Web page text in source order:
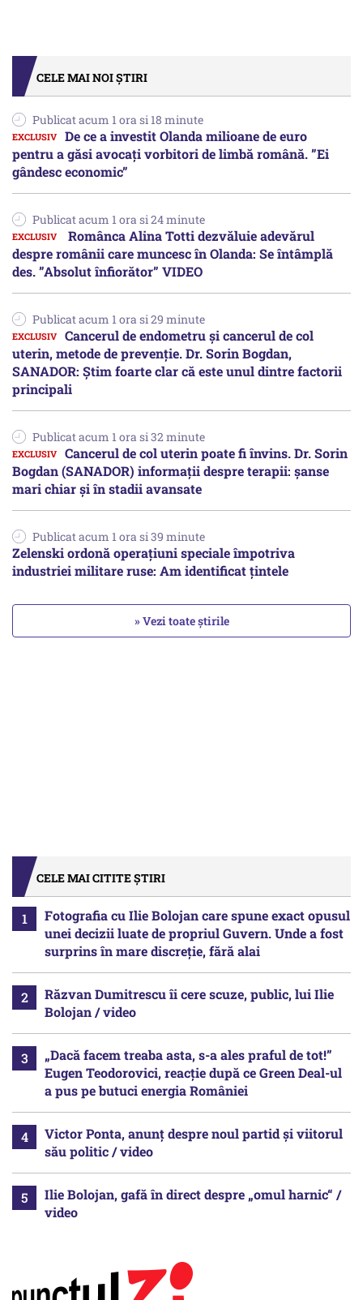
CELE MAI NOI ȘTIRI
Publicat acum 1 ora si 18 minute
De ce a investit Olanda milioane de euro
pentru a găsi avocați vorbitori de limbă română. ”Ei
gândesc economic”
Publicat acum 1 ora si 24 minute
Românca Alina Totti dezvăluie adevărul
despre românii care muncesc în Olanda: Se întâmplă
des. ”Absolut înfiorător” VIDEO
Publicat acum 1 ora si 29 minute
Cancerul de endometru și cancerul de col
uterin, metode de prevenție. Dr. Sorin Bogdan,
SANADOR: Știm foarte clar că este unul dintre factorii
principali
Publicat acum 1 ora si 32 minute
Cancerul de col uterin poate fi învins. Dr. Sorin
Bogdan (SANADOR) informații despre terapii: șanse
mari chiar și în stadii avansate
Publicat acum 1 ora si 39 minute
Zelenski ordonă operațiuni speciale împotriva
industriei militare ruse: Am identificat țintele
» Vezi toate știrile
CELE MAI CITITE ȘTIRI
Fotografia cu Ilie Bolojan care spune exact opusul
unei decizii luate de propriul Guvern. Unde a fost
surprins în mare discreție, fără alai
Răzvan Dumitrescu îi cere scuze, public, lui Ilie
Bolojan / video
„Dacă facem treaba asta, s-a ales praful de tot!”
Eugen Teodorovici, reacție după ce Green Deal-ul
a pus pe butuci energia României
Victor Ponta, anunț despre noul partid și viitorul
său politic / video
Ilie Bolojan, gafă în direct despre „omul harnic“ /
video